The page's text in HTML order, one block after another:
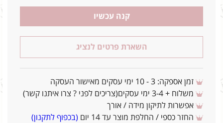
קנה עכשיו
השארת פרטים לנציג
זמן אספקה: 3 - 10 ימי עסקים מאישור העסקה
משלוח + 3-4 ימי עסקים(צריכים לפני ? צרו איתנו קשר)
אפשרות לתיקון מידה / אורך
החזר כספי / החלפת מוצר עד 14 יום
(בכפוף לתקנון)